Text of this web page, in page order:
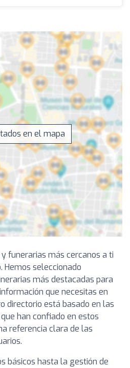
en el mapa
funerarias más cercanos a ti
Hemos seleccionado
más destacadas para
que necesitas en
directorio está basado en las
han confiado en estos
referencia clara de las
básicos hasta la gestión de